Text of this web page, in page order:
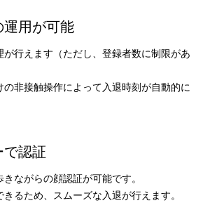
運用が可能
が行えます（ただし、登録者数に制限があ
非接触操作によって入退時刻が自動的に
で認証
ながらの顔認証が可能です。
るため、スムーズな入退が行えます。